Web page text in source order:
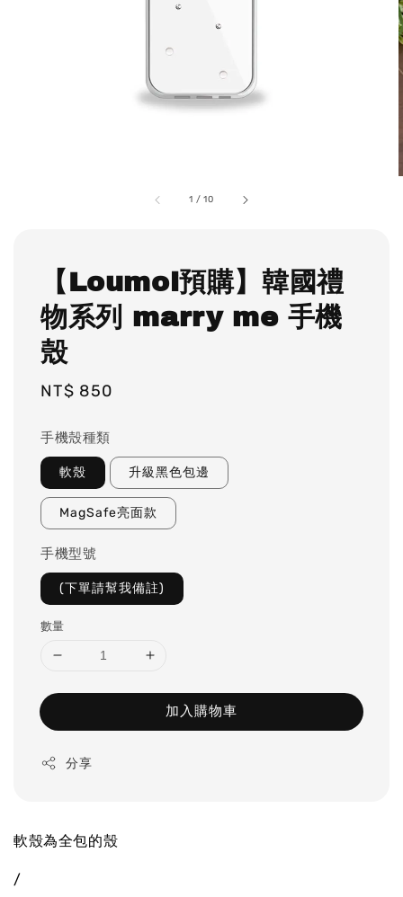
1 /10
【Loumoi預購】韓國禮
物系列 marry me 手機
殼
Regular
NT$ 850
手機殼種類
軟殼 升級黑色包邊
MagSafe亮面款
手機型號
(下單請幫我備註)
數量
加入購物車
分享
軟殼為全包的殼
/